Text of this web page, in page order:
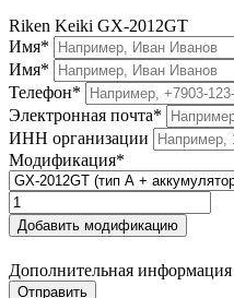
Riken Keiki GX-2012GT
Имя*
Имя*
Телефон*
Электронная почта*
ИНН организации
Модификация*
Добавить модификацию
Дополнительная информация
Отправить